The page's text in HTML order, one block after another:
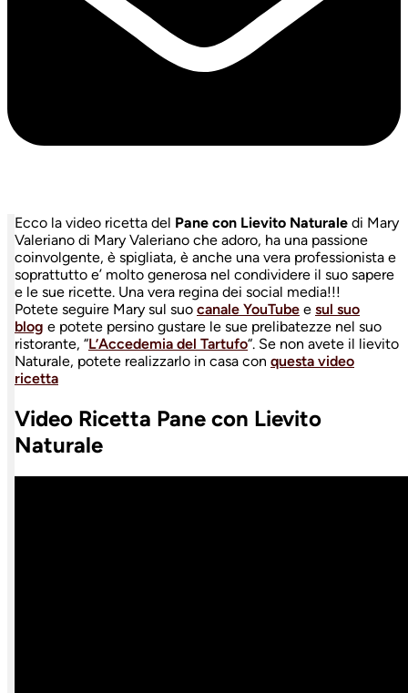
Ecco la video ricetta del Pane con Lievito Naturale di Mary
Valeriano di Mary Valeriano che adoro, ha una passione
coinvolgente, è spigliata, è anche una vera professionista e
soprattutto e’ molto generosa nel condividere il suo sapere
e le sue ricette. Una vera regina dei social media!!!
Potete seguire Mary sul suo canale YouTube e sul suo
blog e potete persino gustare le sue prelibatezze nel suo
ristorante, “L’Accedemia del Tartufo“. Se non avete il lievito
Naturale, potete realizzarlo in casa con questa video
ricetta
Video Ricetta Pane con Lievito
Naturale